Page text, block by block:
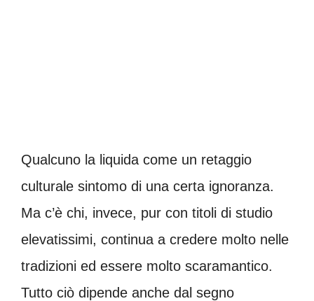
Qualcuno la liquida come un retaggio
culturale sintomo di una certa ignoranza.
Ma c’è chi, invece, pur con titoli di studio
elevatissimi, continua a credere molto nelle
tradizioni ed essere molto scaramantico.
Tutto ciò dipende anche dal segno